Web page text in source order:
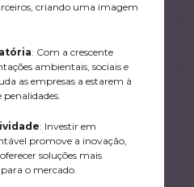
criando uma imagem
: Com a crescente
ambientais, sociais e
as empresas a estarem à
: Investir em
promove a inovação,
soluções mais
o mercado.